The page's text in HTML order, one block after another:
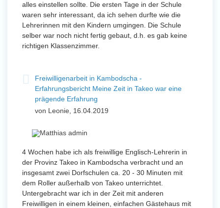
alles einstellen sollte. Die ersten Tage in der Schule
waren sehr interessant, da ich sehen durfte wie die
Lehrerinnen mit den Kindern umgingen. Die Schule
selber war noch nicht fertig gebaut, d.h. es gab keine
richtigen Klassenzimmer.
Freiwilligenarbeit in Kambodscha -
Erfahrungsbericht Meine Zeit in Takeo war eine
prägende Erfahrung
von Leonie, 16.04.2019
4 Wochen habe ich als freiwillige Englisch-Lehrerin in
der Provinz Takeo in Kambodscha verbracht und an
insgesamt zwei Dorfschulen ca. 20 - 30 Minuten mit
dem Roller außerhalb von Takeo unterrichtet.
Untergebracht war ich in der Zeit mit anderen
Freiwilligen in einem kleinen, einfachen Gästehaus mit